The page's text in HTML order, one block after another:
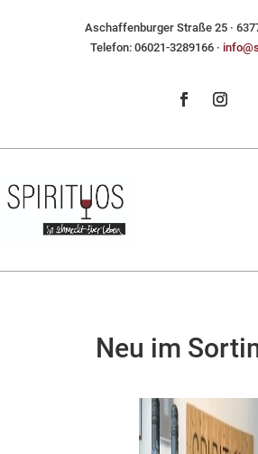
Aschaffenburger Straße 25 ·
Telefon: 06021-3289166 · ni
Neu im